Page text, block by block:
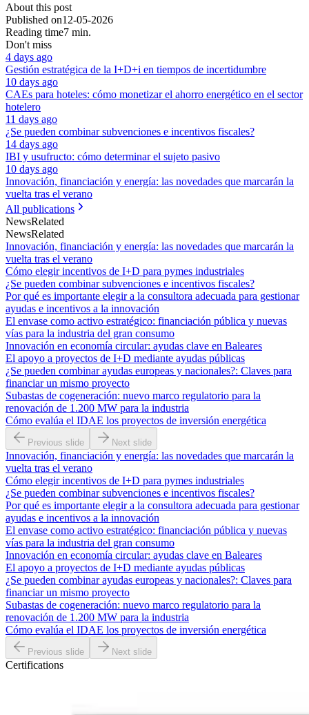
About this post
Published on12-05-2026
Reading time7 min.
Don't miss
4 days ago
Gestión estratégica de la I+D+i en tiempos de incertidumbre
10 days ago
CAEs para hoteles: cómo monetizar el ahorro energético en el sector
hotelero
11 days ago
¿Se pueden combinar subvenciones e incentivos fiscales?
14 days ago
IBI y usufructo: cómo determinar el sujeto pasivo
10 days ago
Innovación, financiación y energía: las novedades que marcarán la
vuelta tras el verano
All publications
NewsRelated
NewsRelated
Innovación, financiación y energía: las novedades que marcarán la
vuelta tras el verano
Cómo elegir incentivos de I+D para pymes industriales
¿Se pueden combinar subvenciones e incentivos fiscales?
Por qué es importante elegir a la consultora adecuada para gestionar
ayudas e incentivos a la innovación
El envase como activo estratégico: financiación pública y nuevas
vías para la industria del gran consumo
Innovación en economía circular: ayudas clave en Baleares
El apoyo a proyectos de I+D mediante ayudas públicas
¿Se pueden combinar ayudas europeas y nacionales?: Claves para
financiar un mismo proyecto
Subastas de cogeneración: nuevo marco regulatorio para la
renovación de 1.200 MW para la industria
Cómo evalúa el IDAE los proyectos de inversión energética
Previous slide Next slide
Innovación, financiación y energía: las novedades que marcarán la
vuelta tras el verano
Cómo elegir incentivos de I+D para pymes industriales
¿Se pueden combinar subvenciones e incentivos fiscales?
Por qué es importante elegir a la consultora adecuada para gestionar
ayudas e incentivos a la innovación
El envase como activo estratégico: financiación pública y nuevas
vías para la industria del gran consumo
Innovación en economía circular: ayudas clave en Baleares
El apoyo a proyectos de I+D mediante ayudas públicas
¿Se pueden combinar ayudas europeas y nacionales?: Claves para
financiar un mismo proyecto
Subastas de cogeneración: nuevo marco regulatorio para la
renovación de 1.200 MW para la industria
Cómo evalúa el IDAE los proyectos de inversión energética
Previous slide Next slide
Certifications